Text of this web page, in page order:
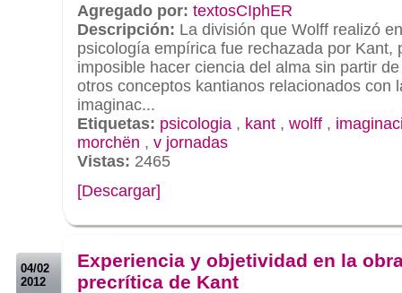
Agregado por: textosCIphER
Descripción: La división que Wolff realizó
psicología empírica fue rechazada por Kant,
imposible hacer ciencia del alma sin partir
otros conceptos kantianos relacionados con
imaginac...
Etiquetas: psicologia , kant , wolff ,
morchën , v jornadas
Vistas: 2465
[Descargar]
04/02
2012
Experiencia y objetividad en la
precrítica de Kant